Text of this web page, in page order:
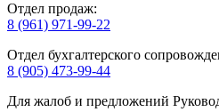
Отдел продаж:
8 (961) 971-99-22
Отдел бухгалтерского
8 (905) 473-99-44
Для жалоб и предложений